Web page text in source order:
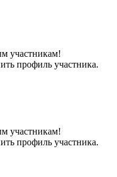
участникам!
профиль участника.
участникам!
профиль участника.